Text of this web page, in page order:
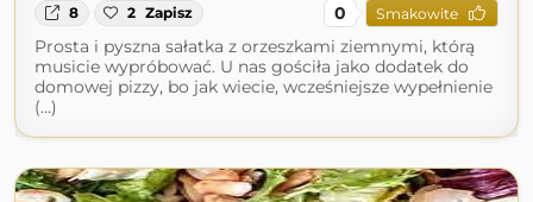
8 2 Zapisz 0 Smakowite
Prosta i pyszna sałatka z orzeszkami ziemnymi, którą
musicie wypróbować. U nas gościła jako dodatek do
domowej pizzy, bo jak wiecie, wcześniejsze wypełnienie
(...)